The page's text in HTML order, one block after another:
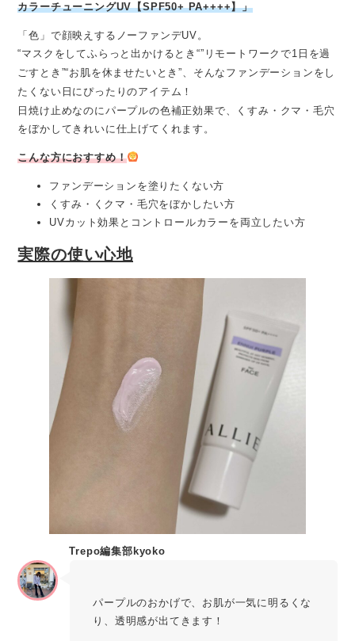
カラーチューニングUV【SPF50+ PA++++】」
「色」で顔映えするノーファンデUV。
“マスクをしてふらっと出かけるとき“”リモートワークで1日を過
ごすとき”“お肌を休ませたいとき”、そんなファンデーションをし
たくない日にぴったりのアイテム！
日焼け止めなのにパープルの色補正効果で、くすみ・クマ・毛穴
をぼかしてきれいに仕上げてくれます。
こんな方におすすめ！
ファンデーションを塗りたくない方
くすみ・くクマ・毛穴をぼかしたい方
UVカット効果とコントロールカラーを両立したい方
実際の使い心地
Trepo編集部kyoko
パープルのおかげで、お肌が一気に明るくな
り、透明感が出てきます！